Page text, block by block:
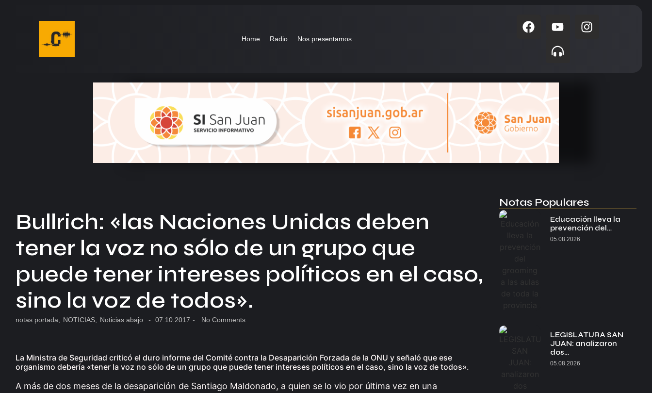
Home Radio Nos presentamos
Bullrich: «las Naciones Unidas deben
tener la voz no sólo de un grupo que
puede tener intereses políticos en el caso,
sino la voz de todos».
notas portada NOTICIAS Noticias abajo - 07.10.2017 - No Comments
La Ministra de Seguridad criticó el duro informe del Comité contra la Desaparición Forzada de la ONU y señaló que ese
organismo debería «tener la voz no sólo de un grupo que puede tener intereses políticos en el caso, sino la voz de todos».
A más de dos meses de la desaparición de Santiago Maldonado, a quien se lo vio por última vez en una
Notas Populares
Educación lleva la
prevención del…
05.08.2026
LEGISLATURA SAN
JUAN: analizaron
dos…
05.08.2026